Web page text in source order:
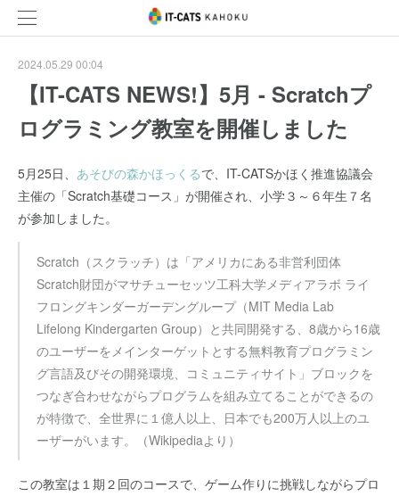
2024.05.29 00:04
【IT-CATS NEWS!】5月 - Scratchプ
ログラミング教室を開催しました
5月25日、 あそびの森かほっくるで、IT-CATSかほく推進協議会
主催の「Scratch基礎コース」が開催され、小学３～６年生７名
が参加しました。
Scratch（スクラッチ）は「アメリカにある非営利団体
Scratch財団がマサチューセッツ工科大学メディアラボ ライ
フロングキンダーガーデングループ（MIT Media Lab
Lifelong Kindergarten Group）と共同開発する、8歳から16歳
のユーザーをメインターゲットとする無料教育プログラミン
グ言語及びその開発環境、コミュニティサイト」ブロックを
つなぎ合わせながらプログラムを組み立てることができるの
が特徴で、全世界に１億人以上、日本でも200万人以上のユ
ーザーがいます。（Wikipediaより）
この教室は１期２回のコースで、ゲーム作りに挑戦しながらプロ